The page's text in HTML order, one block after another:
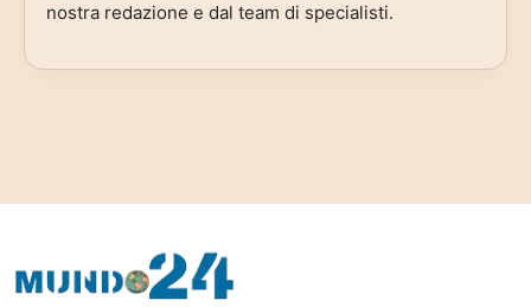
nostra redazione e dal team di specialisti.